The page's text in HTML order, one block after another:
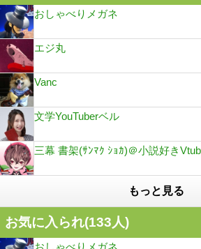
おしゃべりメガネ
エジ丸
Vanc
文学YouTuberベル
三幕 書架(ｻﾝﾏｸ ｼｮｶ)＠小説好き
もっと見る
お気に入られ(133人)
おしゃべりメガネ